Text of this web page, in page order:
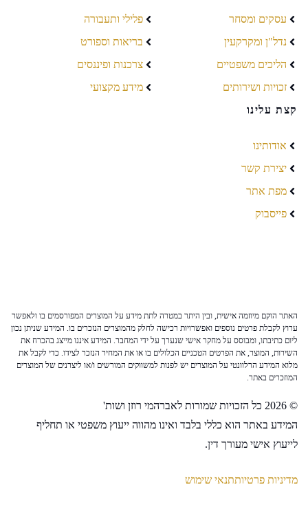
עסקים ומסחר
נדל"ן ומקרקעין
הליכים משפטיים
זכויות ושירותים
פלילי ותעבורה
בריאות וספורט
צרכנות ופיננסים
מידע מקצועי
קצת עלינו
אודותינו
יצירת קשר
מפת אתר
פייסבוק
האתר הוקם מיוזמה אישית, ובין היתר במטרה לתת מידע על המוצרים המפורסמים בו ולאפשר
ערוץ לקבלת פרטים נוספים ואפשרויות רכישה לחלק מהמוצרים הנזכרים בו. המידע שניתן נכון
ליום כתיבתו, ומבוסס על מחקר אישי שנערך על ידי המחבר. המידע איננו מייצג בהכרח את
השירות, המוצר, את הפרטים הטכניים הכלולים בו או את המחיר הנזכר לצידו. כדי לקבל את
מלוא המידע הרלוונטי על המוצרים יש לפנות למשווקים המורשים ו/או ליצרנים של המוצרים
המוזכרים באתר.
© 2026 כל הזכויות שמורות לאברהמי רוזן ושות'
המידע באתר הוא כללי בלבד ואינו מהווה ייעוץ משפטי או תחליף
לייעוץ אישי מעורך דין.
מדיניות פרטיותתנאי שימוש